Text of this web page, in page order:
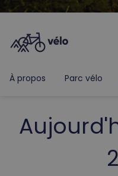
À propos Parc vélo